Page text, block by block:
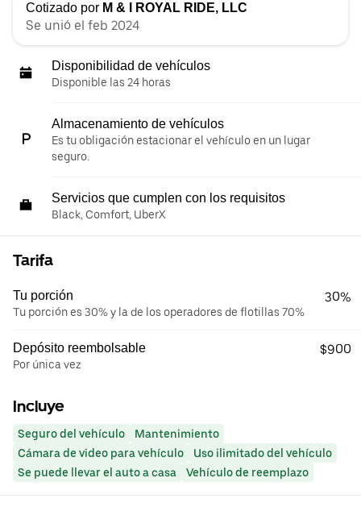
Cotizado por M & I ROYAL RIDE, LLC
Se unió el feb 2024
Disponibilidad de vehículos
Disponible las 24 horas
Almacenamiento de vehículos
Es tu obligación estacionar el vehículo en un lugar
seguro.
Servicios que cumplen con los requisitos
Black, Comfort, UberX
Tarifa
Tu porción
Tu porción es 30% y la de los operadores de flotillas 70%
30%
Depósito reembolsable
Por única vez
$900
Incluye
Seguro del vehículo
Mantenimiento
Cámara de video para vehículo
Uso ilimitado del vehículo
Se puede llevar el auto a casa
Vehículo de reemplazo